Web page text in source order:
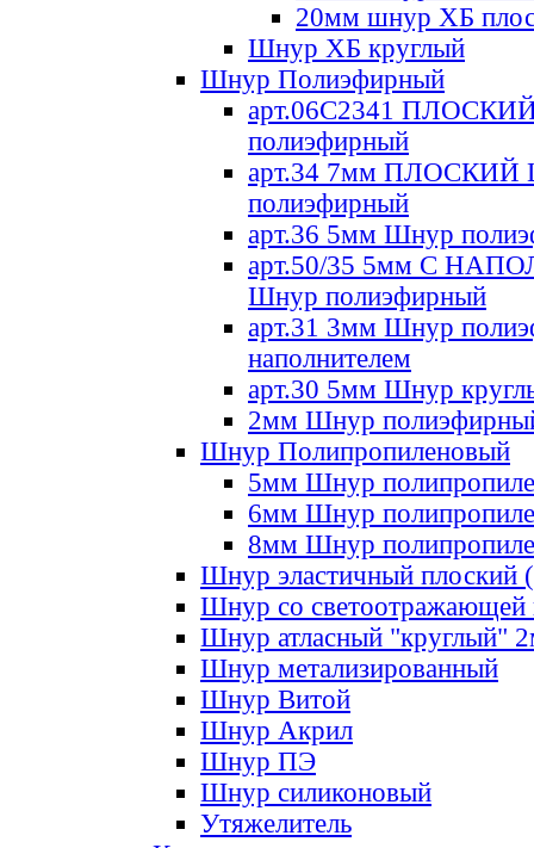
20мм шнур ХБ
Шнур ХБ круглый
Шнур Полиэфирный
арт.06С2341
полиэфирный
арт.34 7мм ПЛОСКИЙ
полиэфирный
арт.36 5мм Шнур
арт.50/35 5мм С
Шнур полиэфирный
арт.31 3мм Шнур
наполнителем
арт.30 5мм Шнур
2мм Шнур
Шнур Полипропиленовый
5мм Шнур
6мм Шнур
8мм Шнур
Шнур эластичный плоский
Шнур со светоотражающей
Шнур атласный "круглый"
Шнур метализированный
Шнур Витой
Шнур Акрил
Шнур ПЭ
Шнур силиконовый
Утяжелитель